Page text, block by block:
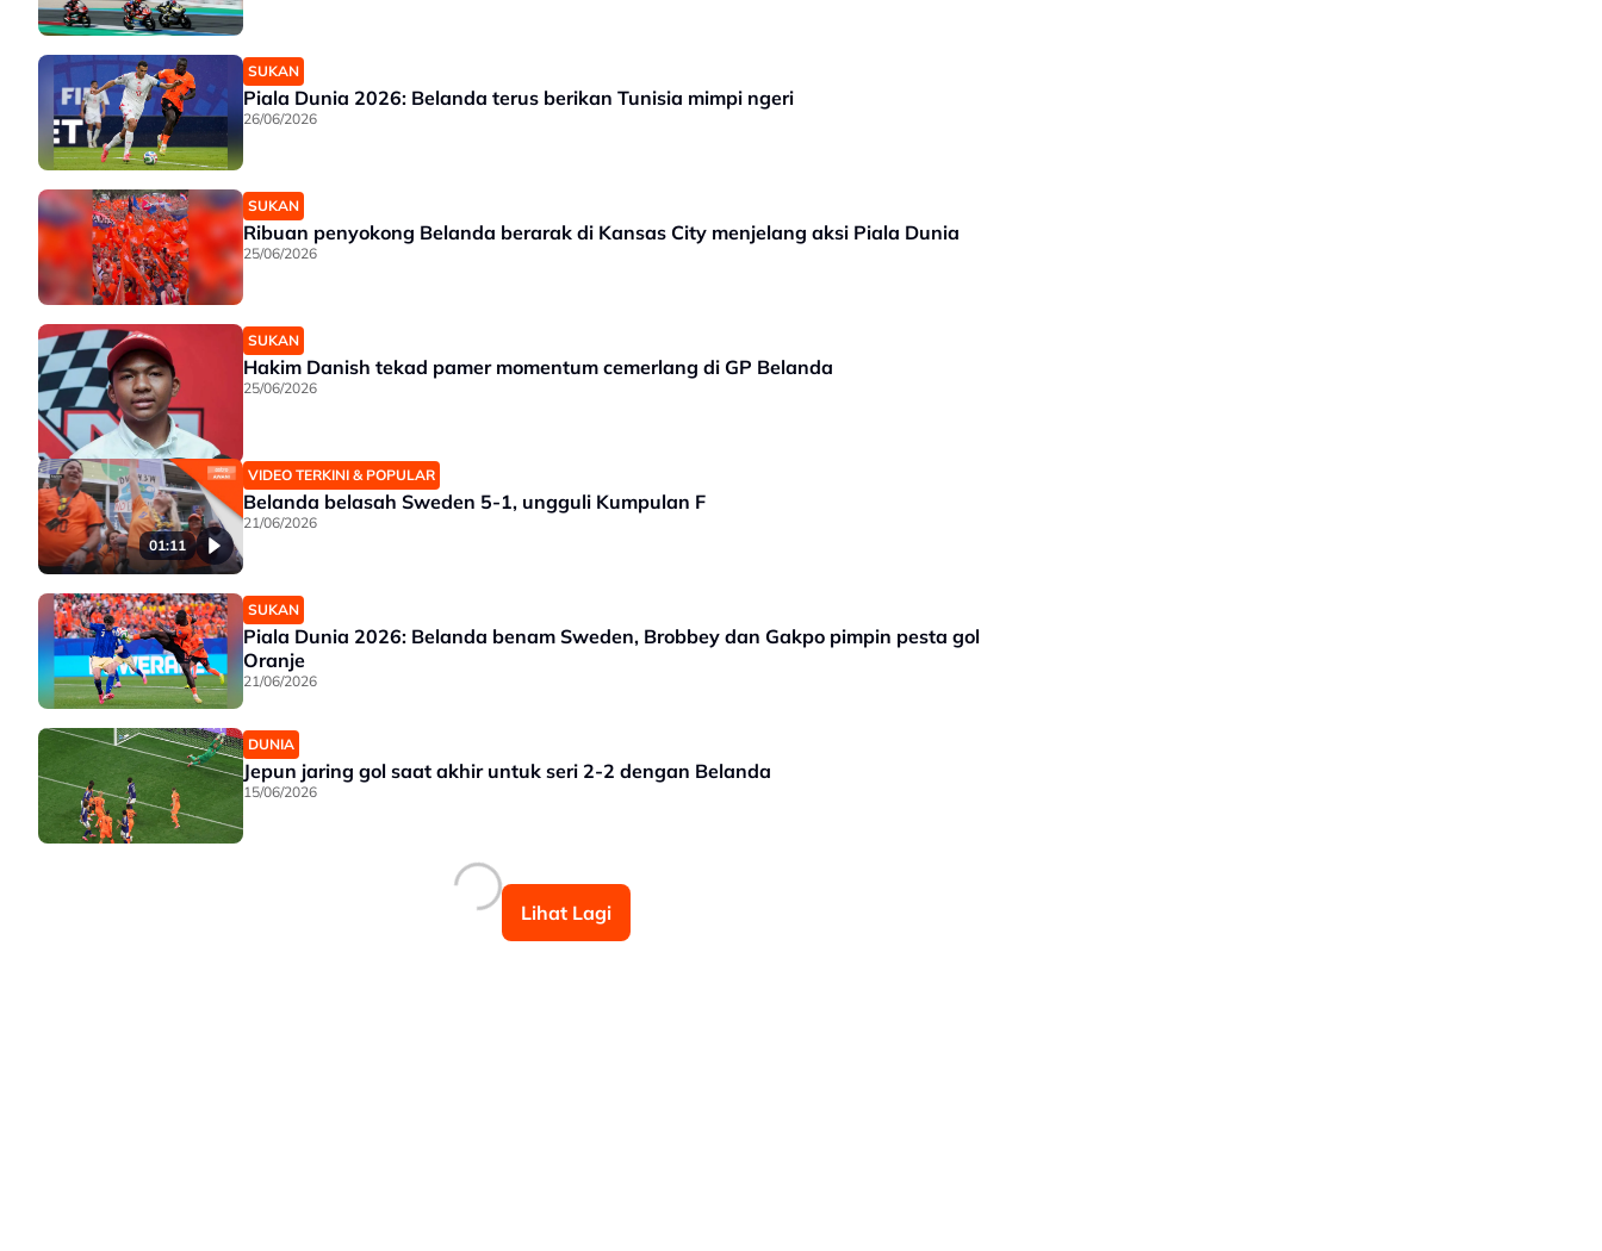
SUKAN
Piala Dunia 2026: Belanda terus berikan Tunisia mimpi ngeri
26/06/2026
SUKAN
Ribuan penyokong Belanda berarak di Kansas City menjelang aksi Piala Dunia
25/06/2026
SUKAN
Hakim Danish tekad pamer momentum cemerlang di GP Belanda
25/06/2026
01:11
VIDEO TERKINI & POPULAR
Belanda belasah Sweden 5-1, ungguli Kumpulan F
21/06/2026
SUKAN
Piala Dunia 2026: Belanda benam Sweden, Brobbey dan Gakpo pimpin pesta gol
Oranje
21/06/2026
DUNIA
Jepun jaring gol saat akhir untuk seri 2-2 dengan Belanda
15/06/2026
Lihat Lagi